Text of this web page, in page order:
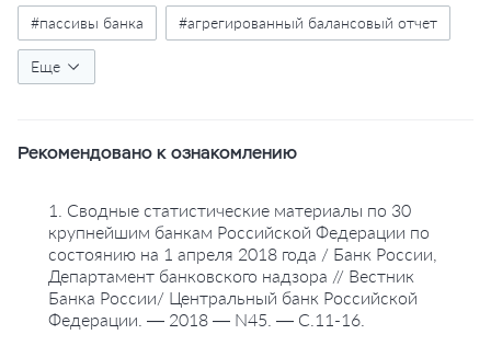
#пассивы банка #агрегированный балансовый отчет
#таблицы
Еще
Рекомендовано к ознакомлению
1. Сводные статистические материалы по 30
крупнейшим банкам Российской Федерации по
состоянию на 1 апреля 2018 года / Банк России,
Департамент банковского надзора // Вестник
Банка России/ Центральный банк Российской
Федерации. — 2018 — N45. — С.11-16.